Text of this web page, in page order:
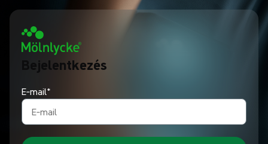
Bejelentkezés
E‑mail*